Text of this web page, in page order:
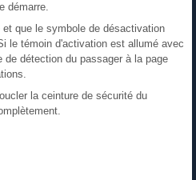
démarre.
que le symbole de désactivation
le témoin d'activation est allumé avec
détection du passager à la page
la ceinture de sécurité du